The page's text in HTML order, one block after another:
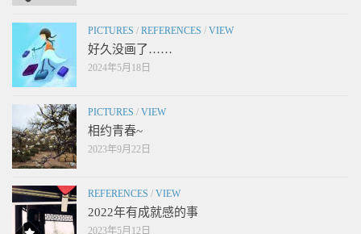
PICTURES / REFERENCES / VIEW
好久没画了……
2024年5月18日
PICTURES / VIEW
相约青春~
2023年9月22日
REFERENCES / VIEW
2022年有成就感的事
2023年5月12日